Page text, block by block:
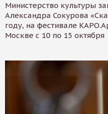
Министерство культуры
Александра Сокурова
году, на фестивале
Москве с 10 по 15 октября